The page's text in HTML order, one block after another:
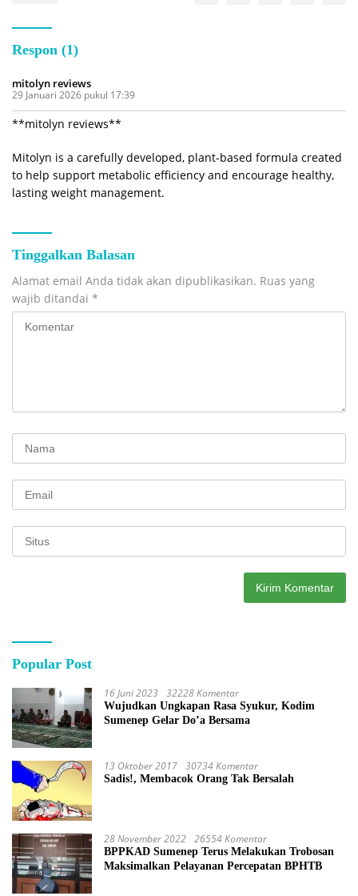
Respon (1)
mitolyn reviews
29 Januari 2026 pukul 17:39
**mitolyn reviews**
Mitolyn is a carefully developed, plant-based formula created
to help support metabolic efficiency and encourage healthy,
lasting weight management.
Tinggalkan Balasan
Alamat email Anda tidak akan dipublikasikan. Ruas yang
wajib ditandai *
Popular Post
16 Juni 2023 32228 Komentar
Wujudkan Ungkapan Rasa Syukur, Kodim
Sumenep Gelar Do’a Bersama
13 Oktober 2017 30734 Komentar
Sadis!, Membacok Orang Tak Bersalah
28 November 2022 26554 Komentar
BPPKAD Sumenep Terus Melakukan Trobosan
Maksimalkan Pelayanan Percepatan BPHTB